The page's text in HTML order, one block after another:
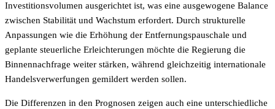
Investitionsvolumen ausgerichtet ist, was eine ausgewogene Balance
zwischen Stabilität und Wachstum erfordert. Durch strukturelle
Anpassungen wie die Erhöhung der Entfernungspauschale und
geplante steuerliche Erleichterungen möchte die Regierung die
Binnennachfrage weiter stärken, während gleichzeitig internationale
Handelsverwerfungen gemildert werden sollen.
Die Differenzen in den Prognosen zeigen auch eine unterschiedliche